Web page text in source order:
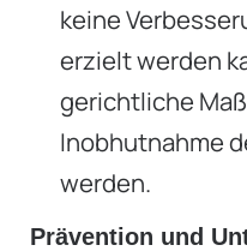
keine
erzielt werden
gerichtliche
Inobhutnahme
werden.
Prävention und